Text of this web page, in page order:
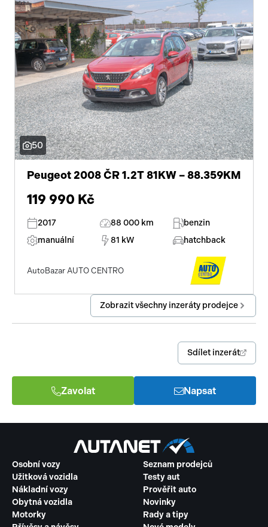
50
Peugeot 2008 ČR 1.2T 81KW – 88.359KM
119 990 Kč
2017 88 000 km
benzin
manuální
81 kW hatchback
AutoBazar AUTO CENTRO
Zobrazit všechny inzeráty prodejce
Sdílet inzerát
Zavolat Napsat
Osobní vozy
Užitková vozidla
Nákladní vozy
Obytná vozidla
Motorky
Seznam prodejců
Testy aut
Prověřit auto
Novinky
Rady a tipy